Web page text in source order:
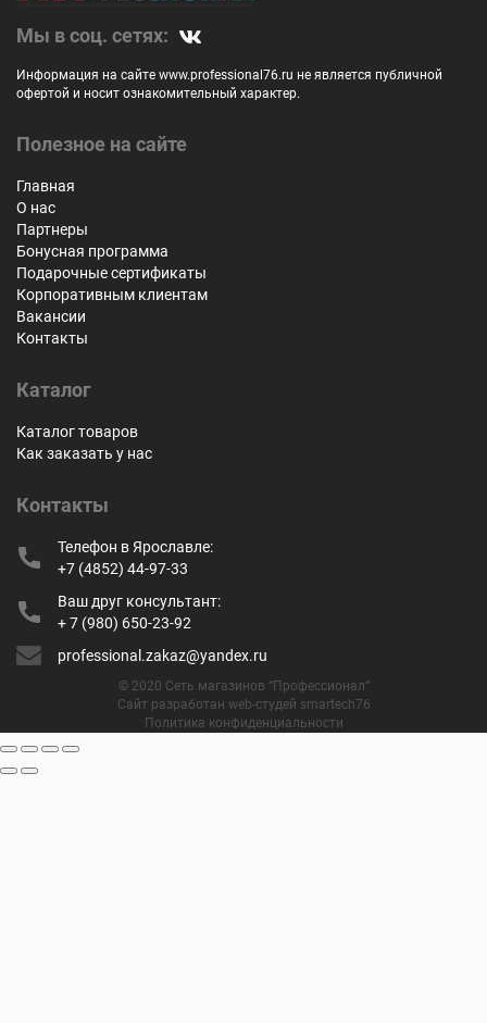
Мы в соц. сетях:
Информация на сайте www.professional76.ru не является публичной
офертой и носит ознакомительный характер.
Полезное на сайте
Главная
О нас
Партнеры
Бонусная программа
Подарочные сертификаты
Корпоративным клиентам
Вакансии
Контакты
Каталог
Каталог товаров
Как заказать у нас
Контакты
Телефон в Ярославле:
+7 (4852) 44-97-33
Ваш друг консультант:
+ 7 (980) 650-23-92
professional.zakaz@yandex.ru
© 2020 Сеть магазинов “Профессионал”
Сайт разработан web-студей smartech76
Политика конфиденциальности